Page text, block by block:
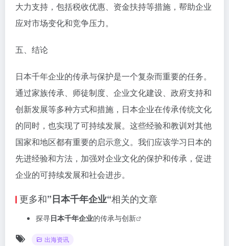
大力支持，包括税收优惠、资金扶持等措施，帮助企业
应对市场变化和竞争压力。
五、结论
日本千年企业的传承与保护是一个复杂而重要的任务。
通过家族传承、师徒制度、企业文化建设、政府支持和
创新发展等多种方式和措施，日本企业在传承传统文化
的同时，也实现了可持续发展。这些经验和教训对其他
国家和地区都有重要的启示意义。我们应该学习日本的
先进经验和方法，加强对企业文化的保护和传承，促进
企业的可持续发展和社会进步。
更多和”日本千年企业“相关的文章
探寻日本千年企业的传承与创新
出海资讯